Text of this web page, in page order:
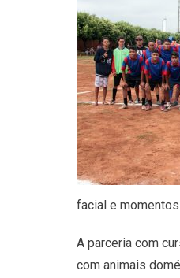
facial e
A parceria com
com animais